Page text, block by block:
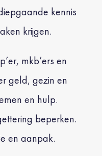
kennis
krijgen.
mkb’ers en
geld, gezin en
en hulp.
beperken.
en aanpak.